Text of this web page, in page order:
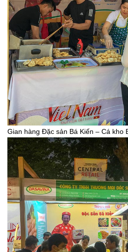
Gian hàng Đặc sản Bá Kiến – Cá kho